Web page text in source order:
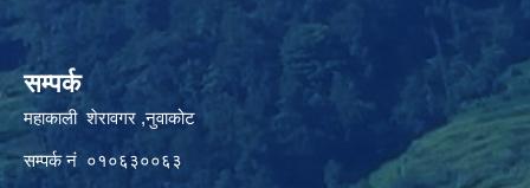
सम्पर्क
महाकाली शेरावगर ,नुवाकोट
सम्पर्क नं ०१०६३००६३